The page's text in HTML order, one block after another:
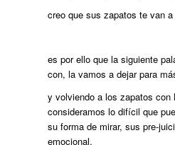
creo que sus zapatos te van
es por ello que la siguiente
con, la vamos a dejar para
y volviendo a los zapatos con
consideramos lo difícil que
su forma de mirar, sus pre-
emocional,